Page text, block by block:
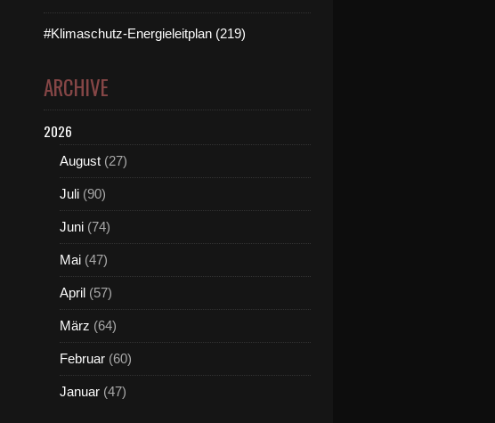
#Klimaschutz-Energieleitplan (219)
ARCHIVE
2026
August (27)
Juli (90)
Juni (74)
Mai (47)
April (57)
März (64)
Februar (60)
Januar (47)